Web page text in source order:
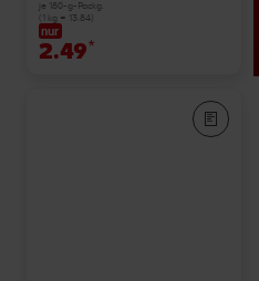
je 180-g-Packg.
(1 kg = 13.84)
nur
2.49*